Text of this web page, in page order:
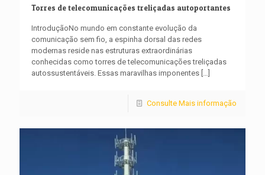
Torres de telecomunicações treliçadas autoportantes
IntroduçãoNo mundo em constante evolução da
comunicação sem fio, a espinha dorsal das redes
modernas reside nas estruturas extraordinárias
conhecidas como torres de telecomunicações treliçadas
autossustentáveis. Essas maravilhas imponentes […]
Consulte Mais informação